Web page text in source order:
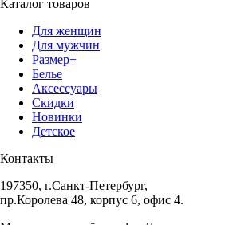
Каталог товаров
Для женщин
Для мужчин
Размер+
Белье
Аксессуары
Скидки
Новинки
Детское
Контакты
197350, г.Санкт-Петербург,
пр.Королева 48, корпус 6, офис 4.